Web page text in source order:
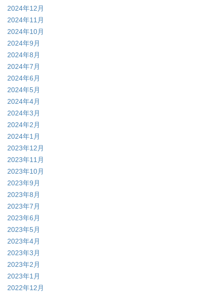
2024年12月
2024年11月
2024年10月
2024年9月
2024年8月
2024年7月
2024年6月
2024年5月
2024年4月
2024年3月
2024年2月
2024年1月
2023年12月
2023年11月
2023年10月
2023年9月
2023年8月
2023年7月
2023年6月
2023年5月
2023年4月
2023年3月
2023年2月
2023年1月
2022年12月